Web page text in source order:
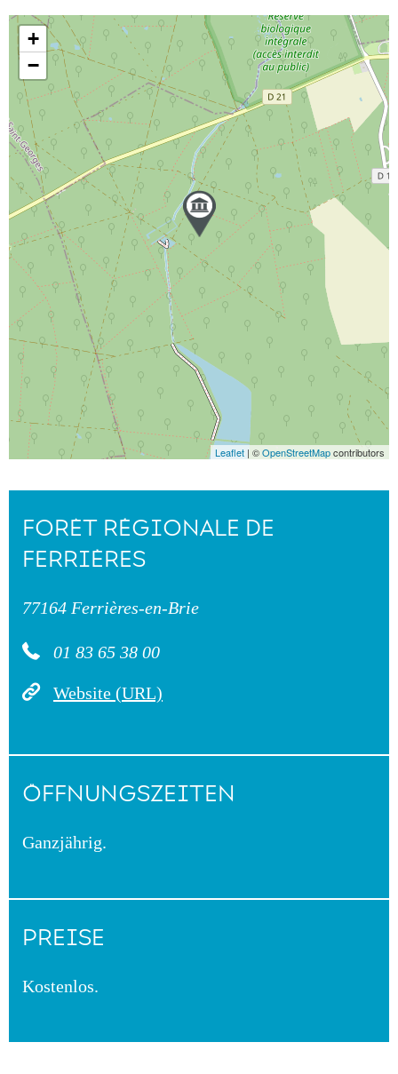
+
−
Leaflet | ©OpenStreetMapcontributors
FORÊT RÉGIONALE DE
FERRIÈRES
77164 Ferrières-en-Brie
01 83 65 38 00
Website (URL)
ÖFFNUNGSZEITEN
Ganzjährig.
PREISE
Kostenlos.